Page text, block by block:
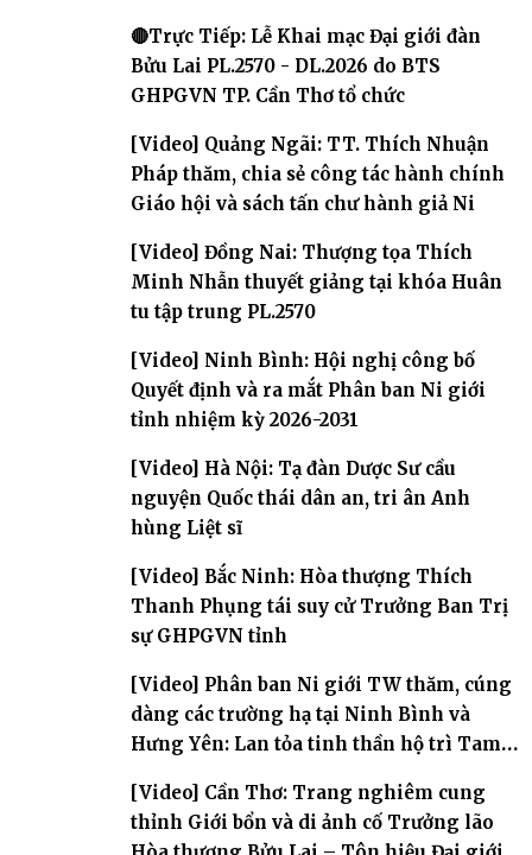
🔴Trực Tiếp: Lễ Khai mạc Đại giới đàn
Bửu Lai PL.2570 - DL.2026 do BTS
GHPGVN TP. Cần Thơ tổ chức
[Video] Quảng Ngãi: TT. Thích Nhuận
Pháp thăm, chia sẻ công tác hành chính
Giáo hội và sách tấn chư hành giả Ni
[Video] Đồng Nai: Thượng tọa Thích
Minh Nhẫn thuyết giảng tại khóa Huân
tu tập trung PL.2570
[Video] Ninh Bình: Hội nghị công bố
Quyết định và ra mắt Phân ban Ni giới
tỉnh nhiệm kỳ 2026-2031
[Video] Hà Nội: Tạ đàn Dược Sư cầu
nguyện Quốc thái dân an, tri ân Anh
hùng Liệt sĩ
[Video] Bắc Ninh: Hòa thượng Thích
Thanh Phụng tái suy cử Trưởng Ban Trị
sự GHPGVN tỉnh
[Video] Phân ban Ni giới TW thăm, cúng
dàng các trường hạ tại Ninh Bình và
Hưng Yên: Lan tỏa tinh thần hộ trì Tam
[Video] Cần Thơ: Trang nghiêm cung
thỉnh Giới bổn và di ảnh cố Trưởng lão